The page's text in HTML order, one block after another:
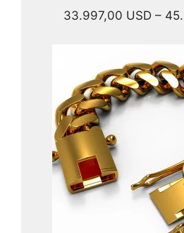
33.997,00 USD –